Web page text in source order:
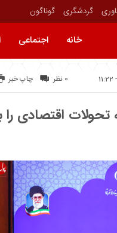
گردشگری گوناگون
خانه اجتماعی
چاپ خبر 0 نظر
اقتصادی را